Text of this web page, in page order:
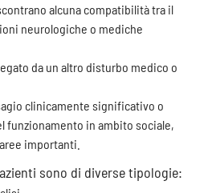
alcuna compatibilità tra il
neurologiche o mediche
da un altro disturbo medico o
clinicamente significativo o
funzionamento in ambito sociale,
importanti.
sono di diverse tipologie: